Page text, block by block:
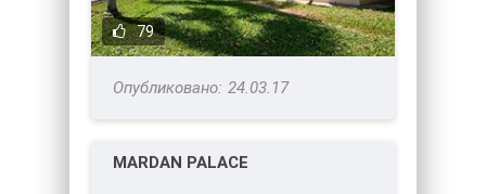
79
24.03.17
MARDAN PALACE